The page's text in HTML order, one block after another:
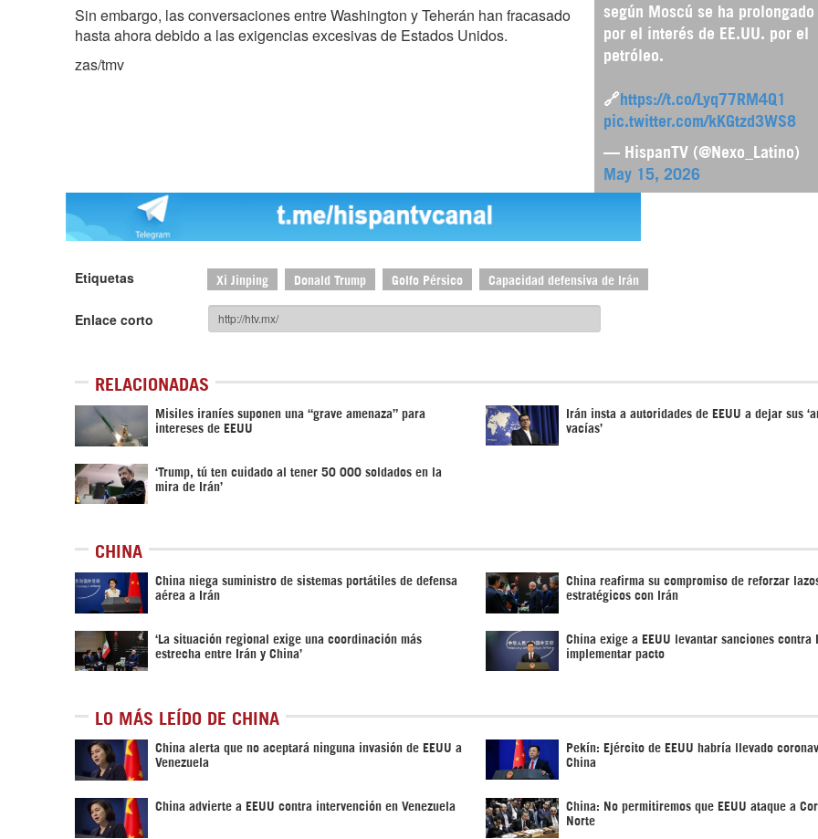
según Moscú se ha prolongado
por el interés de EE.UU. por el
petróleo.
🔗 https://t.co/Lyq77RM4Q1
pic.twitter.com/kKGtzd3WS8
— HispanTV (@Nexo_Latino)
May 15, 2026
Sin embargo, las conversaciones entre Washington y Teherán han fracasado
hasta ahora debido a las exigencias excesivas de Estados Unidos.
zas/tmv
Etiquetas Xi Jinping Donald Trump Golfo Pérsico Capacidad defensiva de Irán
Enlace corto
RELACIONADAS
Misiles iraníes suponen una “grave amenaza” para
intereses de EEUU
Irán insta a autoridades de EEUU a dejar sus
vacías’
‘Trump, tú ten cuidado al tener 50 000 soldados en la
mira de Irán’
CHINA
China niega suministro de sistemas portátiles de defensa
aérea a Irán
China reafirma su compromiso de reforzar
estratégicos con Irán
‘La situación regional exige una coordinación más
estrecha entre Irán y China’
China exige a EEUU levantar sanciones contra
implementar pacto
LO MÁS LEÍDO DE CHINA
China alerta que no aceptará ninguna invasión de EEUU a
Venezuela
Pekín: Ejército de EEUU habría llevado
China
China advierte a EEUU contra intervención en Venezuela China: No permitiremos que EEUU ataque a
Norte